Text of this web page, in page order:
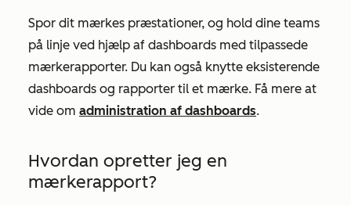
Spor dit mærkes præstationer, og hold dine teams
på linje ved hjælp af dashboards med tilpassede
mærkerapporter. Du kan også knytte eksisterende
dashboards og rapporter til et mærke. Få mere at
vide om administration af dashboards.
Hvordan opretter jeg en
mærkerapport?